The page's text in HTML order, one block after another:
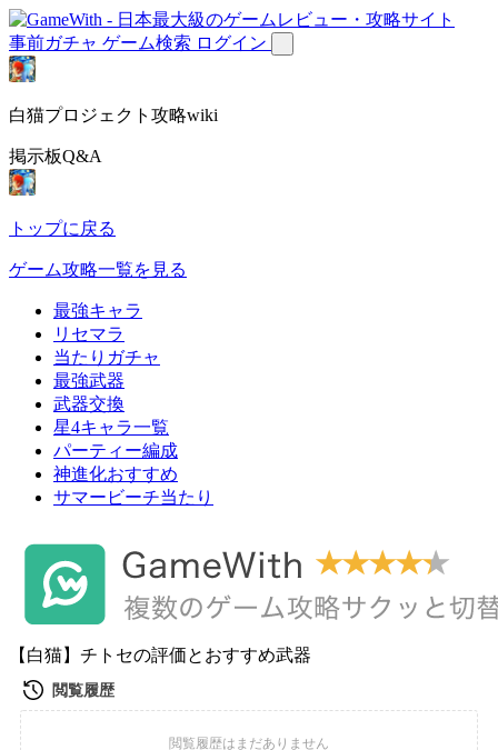
事前ガチャ ゲーム検索 ログイン
白猫プロジェクト攻略wiki
掲示板Q&A
トップに戻る
ゲーム攻略一覧を見る
最強キャラ
リセマラ
当たりガチャ
最強武器
武器交換
星4キャラ一覧
パーティー編成
神進化おすすめ
サマービーチ当たり
【白猫】チトセの評価とおすすめ武器